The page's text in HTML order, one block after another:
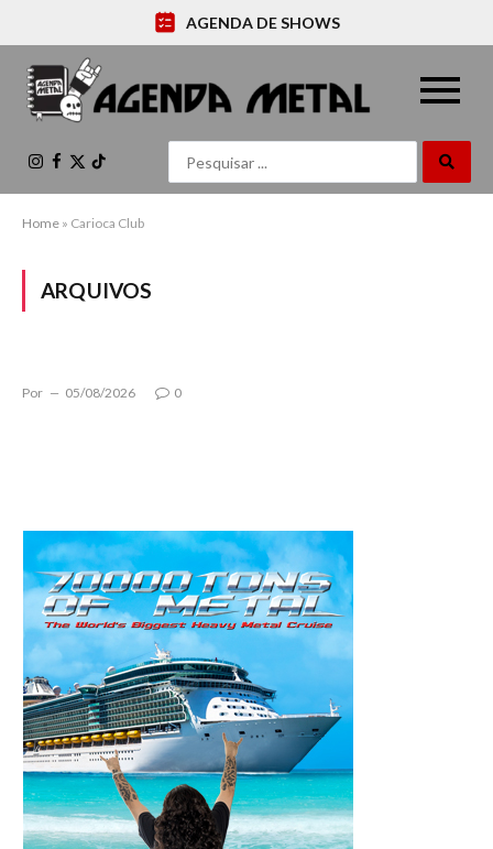
AGENDA DE SHOWS
Instagram
Facebook
X
(Twitter)
TikTok
Home » Carioca Club
ARQUIVOS
Por 05/08/2026 0